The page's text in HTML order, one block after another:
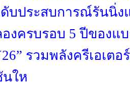
บประสบการณ์รันนิ่ง
งครบรอบ 5 ปีของแ
รวมพลังครีเอเต
นให